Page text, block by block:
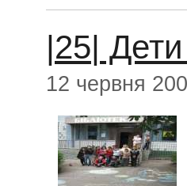
|25|
12 червня